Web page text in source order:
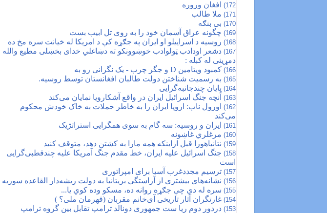
172) افغان وروره
171) ملا طالب
170) بی بنګه
169) چگونه عراق آسمان خود را به روی تل ابیب بست
168) روسیه د اسراییلو او ایران په جګړه کې د امریکا له خیانت سره مخ ده
167)
دشعر اودادب ټولوادب خوښوونکو ته دښاغلي خدای بخښلی ‎مطیع والله
دمړینی له کبله :
166) کمبود ویتامین D و جگر چرب - یک نگرانی رو به
165) به رسمیت شناختن دولت طالبان افغانستان توسط روسیه.
164) پایان چندجانبه‌گرایی
163) آنچه جنگ اسرائیل ایران در واقع آشکارویا نمایان می‌کند
162)
اورول ناب: اروپا ایران را به خاطر حملات به خاک خودش محکوم
می‌کند
161) ایران و روسیه: سه گام به سوی همگرایی استراتژیک
160) مرغلري غاښونه
159) نتانیاهورا قبل ازاینکه همه مارا به کشتن دهد، متوقف کنید
158) جنگ اسرائیل علیه ایران، خط مقدم جنگ آمریکا علیه چندقطبی‌گرایی
است
157) ترسیم مجددغرب آسیا برای امپراتوری
156) نشانه‌های بیشتری از آراستگی بریتانیا به دولت ریشه‌دار القاعده سوریه
155) سره له دې چې جګړه روانه ده، مسکو وده کوي یا...
154) غارتگران آثار تاریخی آی‌خانم مقربان (قهرمان ملی؟ )
153)
دردور دوم ریا ست جمهوری دونالد ترامپ تقابل ‎بین گروه ترامپ